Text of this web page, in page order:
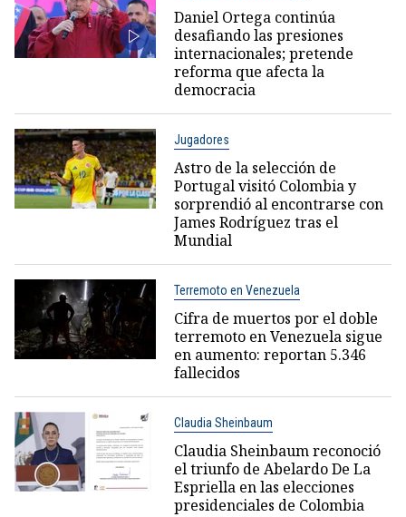
Daniel Ortega continúa
desafiando las presiones
internacionales; pretende
reforma que afecta la
democracia
Jugadores
Astro de la selección de
Portugal visitó Colombia y
sorprendió al encontrarse con
James Rodríguez tras el
Mundial
Terremoto en Venezuela
Cifra de muertos por el doble
terremoto en Venezuela sigue
en aumento: reportan 5.346
fallecidos
Claudia Sheinbaum
Claudia Sheinbaum reconoció
el triunfo de Abelardo De La
Espriella en las elecciones
presidenciales de Colombia